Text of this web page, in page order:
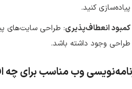
پیاده‌سازی کنید.
کمبود انعطاف‌پذیری: طراحی سایت‌های
طراحی وجود داشته باشد.
وب مناسب برای چه